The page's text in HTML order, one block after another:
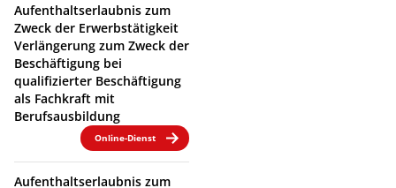
Aufenthaltserlaubnis zum
Zweck der Erwerbstätigkeit
Verlängerung zum Zweck der
Beschäftigung bei
qualifizierter Beschäftigung
als Fachkraft mit
Berufsausbildung
Online-Dienst
Aufenthaltserlaubnis zum